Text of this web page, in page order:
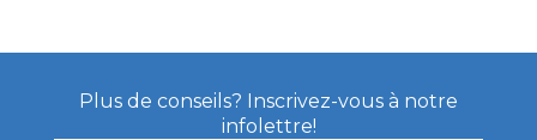
Plus de conseils? Inscrivez-vous à notre
infolettre!